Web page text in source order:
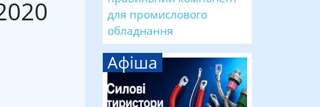
для промислового
обладнання
Афіша